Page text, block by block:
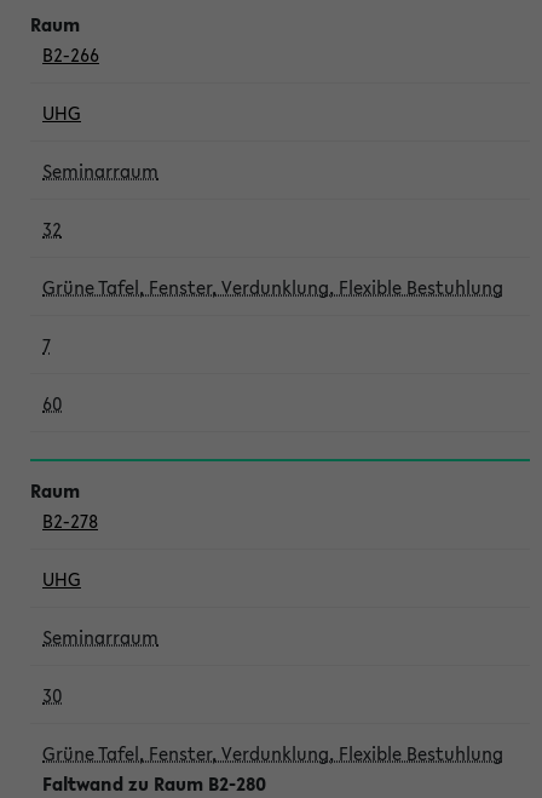
B2-266
UHG
Seminarraum
32
Grüne Tafel, Fenster, Verdunklung, Flexible Bestuhlung
7
60
B2-278
UHG
Seminarraum
30
Grüne Tafel, Fenster, Verdunklung, Flexible Bestuhlung
Faltwand zu Raum B2-280